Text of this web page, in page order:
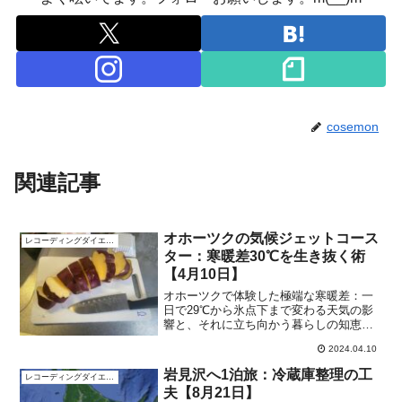
cosemon
関連記事
レコーディングダイエット
オホーツクの気候ジェットコース
ター：寒暖差30℃を生き抜く術
【4月10日】
オホーツクで体験した極端な寒暖差：一
日で29℃から氷点下まで変わる天気の影
響と、それに立ち向かう暮らしの知恵。
モの調理法まで、役立つ情報満載です。
2024.04.10
レコーディングダイエット
岩見沢へ1泊旅：冷蔵庫整理の工
夫【8月21日】